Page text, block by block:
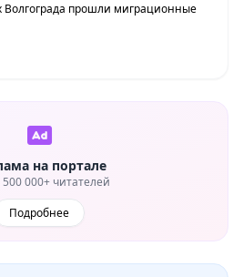
Волгограда прошли миграционные
на портале
000+ читателей
Подробнее